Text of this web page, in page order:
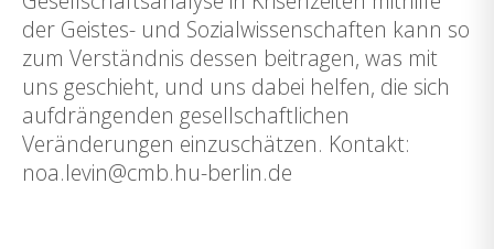
der Geistes- und Sozialwissenschaften kann so
zum Verständnis dessen beitragen, was mit
uns geschieht, und uns dabei helfen, die sich
aufdrängenden gesellschaftlichen
Veränderungen einzuschätzen. Kontakt:
noa.levin@cmb.hu-berlin.de